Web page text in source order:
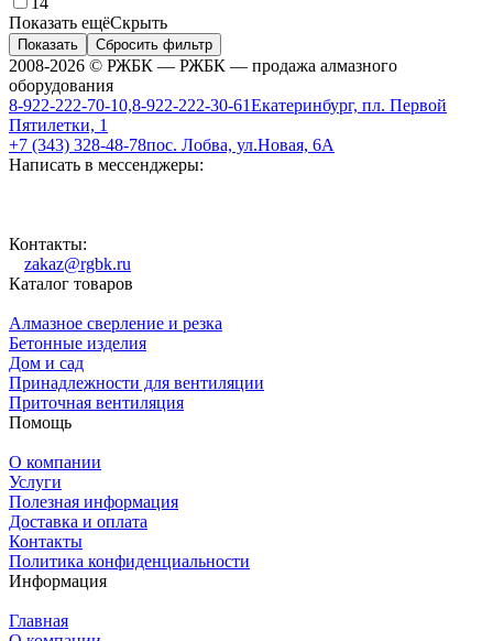
Показать ещёСкрыть
Показать Сбросить фильтр
2008-2026 © РЖБК — РЖБК — продажа алмазного
оборудования
8-922-222-70-10,8-922-222-30-61Екатеринбург, пл. Первой
Пятилетки, 1
+7 (343) 328-48-78пос. Лобва, ул.Новая, 6А
Написать в мессенджеры:
Контакты:
zakaz@rgbk.ru
Каталог товаров
Алмазное сверление и резка
Бетонные изделия
Дом и сад
Принадлежности для вентиляции
Приточная вентиляция
Помощь
О компании
Услуги
Полезная информация
Доставка и оплата
Контакты
Политика конфиденциальности
Информация
Главная